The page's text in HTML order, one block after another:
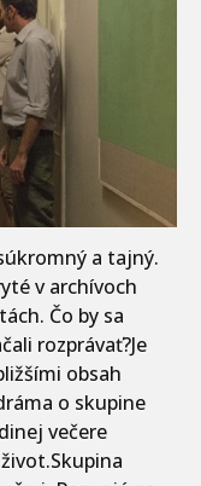
a tajný.
v archívoch
Čo by sa
rozprávať?Je
obsah
o skupine
večere